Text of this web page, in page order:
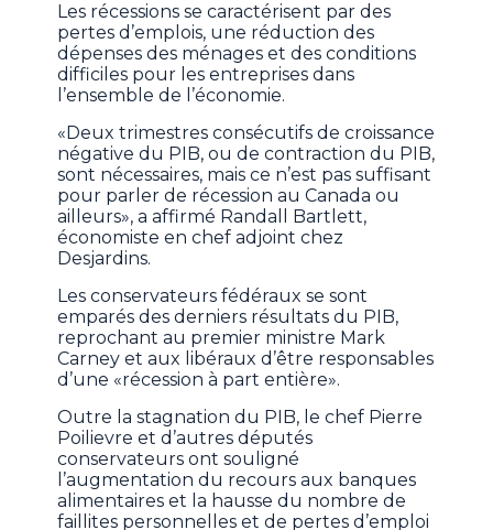
Les récessions se caractérisent par des
pertes d’emplois, une réduction des
dépenses des ménages et des conditions
difficiles pour les entreprises dans
l’ensemble de l’économie.
«Deux trimestres consécutifs de croissance
négative du PIB, ou de contraction du PIB,
sont nécessaires, mais ce n’est pas suffisant
pour parler de récession au Canada ou
ailleurs», a affirmé Randall Bartlett,
économiste en chef adjoint chez
Desjardins.
Les conservateurs fédéraux se sont
emparés des derniers résultats du PIB,
reprochant au premier ministre Mark
Carney et aux libéraux d’être responsables
d’une «récession à part entière».
Outre la stagnation du PIB, le chef Pierre
Poilievre et d’autres députés
conservateurs ont souligné
l’augmentation du recours aux banques
alimentaires et la hausse du nombre de
faillites personnelles et de pertes d’emploi